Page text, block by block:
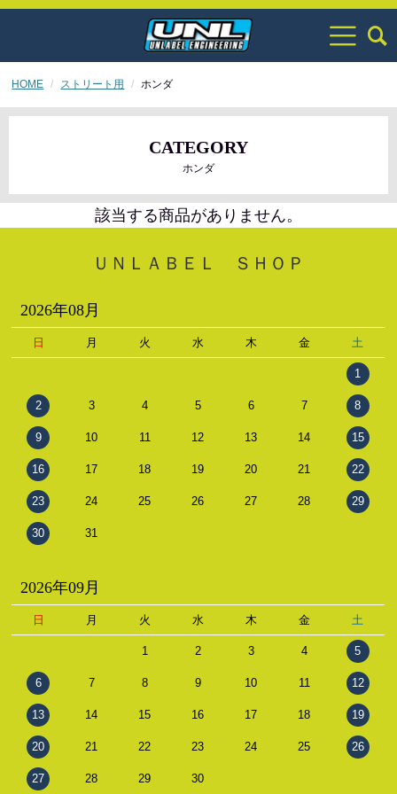
HOME ストリート用 ホンダ
CATEGORY
ホンダ
該当する商品がありません。
ＵＮＬＡＢＥＬ ＳＨＯＰ
2026年08月
日 月 火 水 木 金 土
1
2 3 4 5 6 7 8
9 10 11 12 13 14 15
16 17 18 19 20 21 22
23 24 25 26 27 28 29
30 31
2026年09月
日 月 火 水 木 金 土
1 2 3 4 5
6 7 8 9 10 11 12
13 14 15 16 17 18 19
20 21 22 23 24 25 26
27 28 29 30